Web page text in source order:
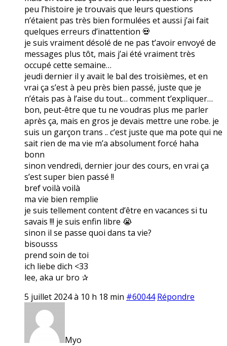
peu l’histoire je trouvais que leurs questions
n’étaient pas très bien formulées et aussi j’ai fait
quelques erreurs d’inattention 💀
je suis vraiment désolé de ne pas t’avoir envoyé de
messages plus tôt, mais j’ai été vraiment très
occupé cette semaine…
jeudi dernier il y avait le bal des troisièmes, et en
vrai ça s’est à peu près bien passé, juste que je
n’étais pas à l’aise du tout… comment t’expliquer…
bon, peut-être que tu ne voudras plus me parler
après ça, mais en gros je devais mettre une robe. je
suis un garçon trans .. c’est juste que ma pote qui ne
sait rien de ma vie m’a absolument forcé haha
bonn
sinon vendredi, dernier jour des cours, en vrai ça
s’est super bien passé !!
bref voilà voilà
ma vie bien remplie
je suis tellement content d’être en vacances si tu
savais !!! je suis enfin libre 😭
sinon il se passe quoi dans ta vie?
bisousss
prend soin de toi
ich liebe dich <33
lee, aka ur bro ✰
5 juillet 2024 à 10 h 18 min #60044 Répondre
Myo